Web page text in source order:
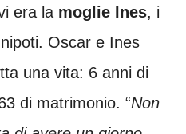
era la moglie Ines, i
Oscar e Ines
una vita: 6 anni di
di matrimonio. “Non